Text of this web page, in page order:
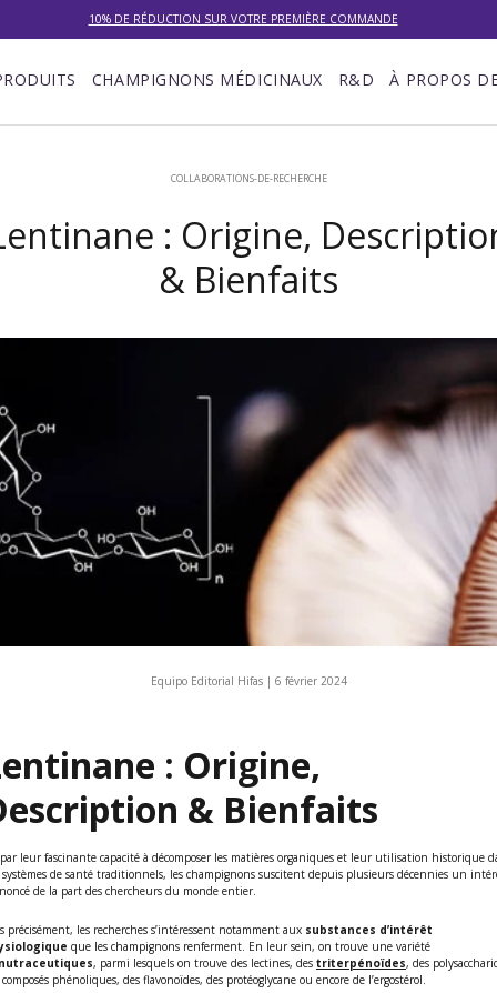
10% DE RÉDUCTION SUR VOTRE PREMIÈRE COMMANDE
CHAMPIGNONS MÉDICINAUX R&D À PROPOS
COLLABORATIONS-DE-RECHERCHE
: Origine,
& Bienfaits
Equipo Editorial Hifas | 6 février 2024
: Origine,
& Bienfaits
leur fascinante capacité à décomposer les matières organiques et leur utilisation historique
systèmes de santé traditionnels, les champignons suscitent depuis plusieurs décennies un
de la part des chercheurs du monde entier.
précisément, les recherches s’intéressent notamment aux substances d’intérêt
que les champignons renferment. En leur sein, on trouve une variété
nutraceutiques, parmi lesquels on trouve des lectines, des triterpénoïdes, des
composés phénoliques, des flavonoïdes, des protéoglycane ou encore de l’ergostérol.